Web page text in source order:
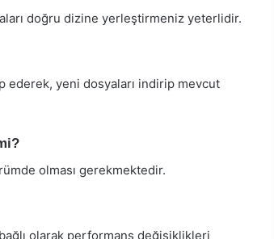
doğru dizine yerleştirmeniz yeterlidir.
ederek, yeni dosyaları indirip mevcut
olması gerekmektedir.
olarak performans değişiklikleri